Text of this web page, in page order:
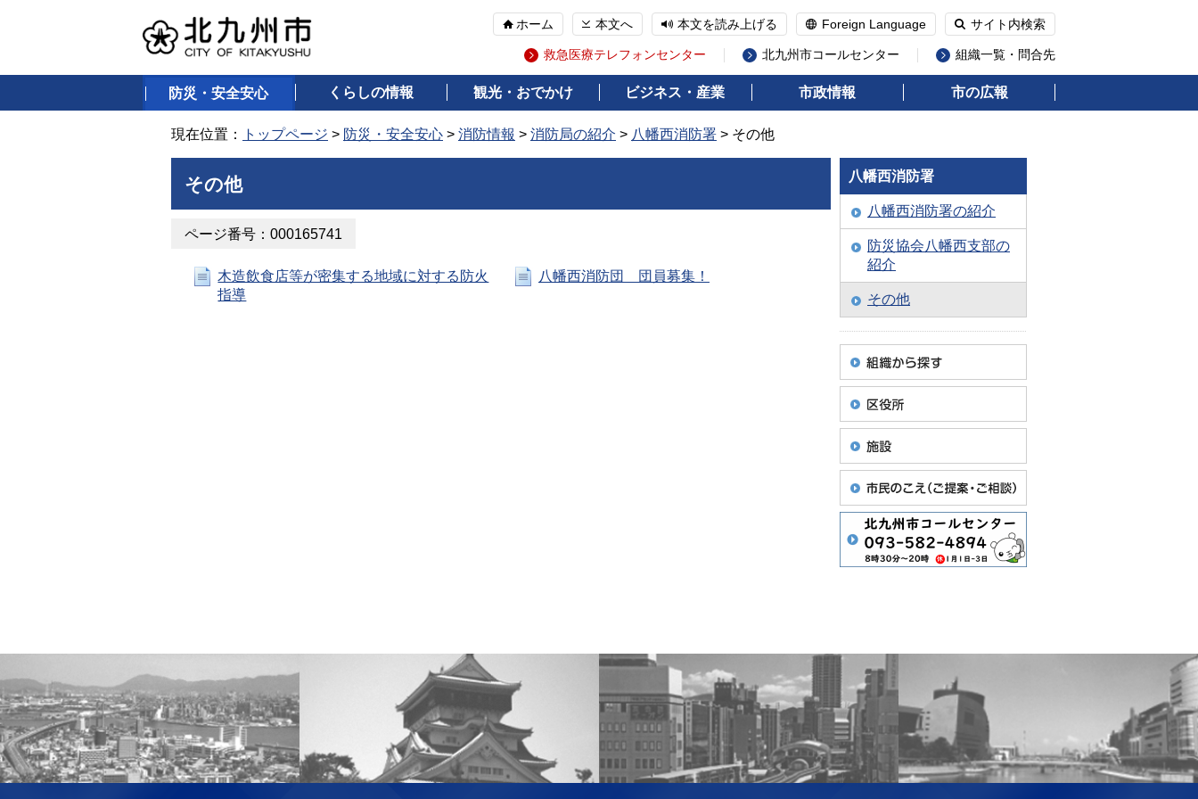
ホーム 本文へ 本文を読み上げる Foreign Language サイト内検索
救急医療テレフォンセンター 北九州市コールセンター 組織一覧・問合先
防災・安全安心 くらしの情報 観光・おでかけ ビジネス・産業 市政情報 市の広報
現在位置： トップページ > 防災・安全安心 > 消防情報 > 消防局の紹介 > 八幡西消防署 > その他
その他
ページ番号：000165741
木造飲食店等が密集する地域に対する防火
指導
八幡西消防団 団員募集！
八幡西消防署
八幡西消防署の紹介
防災協会八幡西支部の
紹介
その他